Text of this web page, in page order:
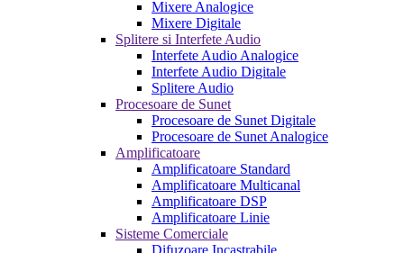
Mixere Analogice
Mixere Digitale
Splitere si Interfete Audio
Interfete Audio Analogice
Interfete Audio Digitale
Splitere Audio
Procesoare de Sunet
Procesoare de Sunet Digitale
Procesoare de Sunet Analogice
Amplificatoare
Amplificatoare Standard
Amplificatoare Multicanal
Amplificatoare DSP
Amplificatoare Linie
Sisteme Comerciale
Difuzoare Incastrabile